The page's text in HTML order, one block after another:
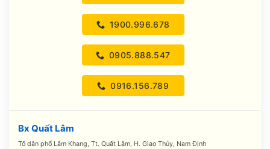
1900.996.678
0905.888.547
0916.156.789
Bx Quất Lâm
Tổ dân phố Lâm Khang, Tt. Quất Lâm, H. Giao Thủy, Nam Định